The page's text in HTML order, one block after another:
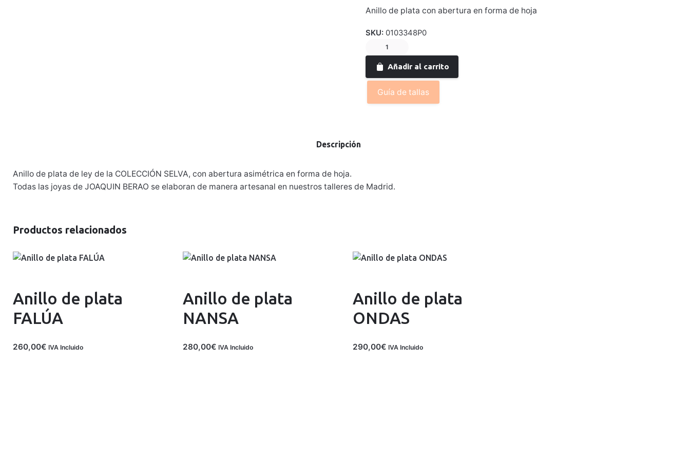
Anillo de plata con abertura en forma de hoja
SKU: 0103348P0
Anillo
de
plata
SELVA
cantidad
Añadir al carrito
Guía de tallas
Descripción
Anillo de plata de ley de la COLECCIÓN SELVA, con abertura asimétrica en forma de hoja.
Todas las joyas de JOAQUIN BERAO se elaboran de manera artesanal en nuestros talleres de Madrid.
Productos relacionados
Anillo de plata
FALÚA
260,00€ IVA Incluido
Anillo de plata
NANSA
280,00€ IVA Incluido
Anillo de plata
ONDAS
290,00€ IVA Incluido